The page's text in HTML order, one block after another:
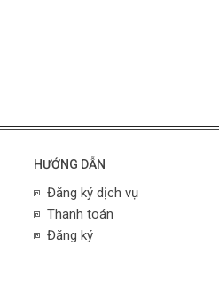
HƯỚNG DẪN
Đăng ký dịch vụ
Thanh toán
Đăng ký